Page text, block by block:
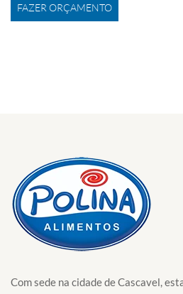
FAZER ORÇAMENTO
Com sede na cidade de Cascavel,